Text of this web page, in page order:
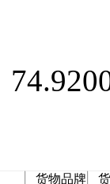
货物品牌